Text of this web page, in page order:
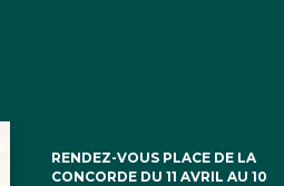
RENDEZ-VOUS PLACE DE LA
CONCORDE DU 11 AVRIL AU 10